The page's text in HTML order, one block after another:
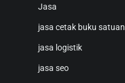
Jasa
jasa cetak buku satuan
jasa logistik
jasa seo